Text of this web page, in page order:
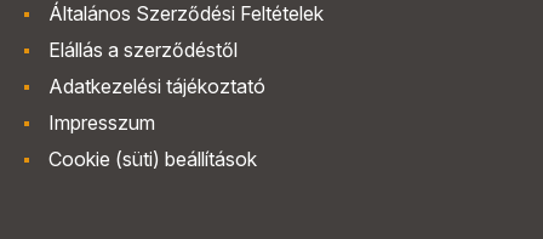
Általános Szerződési Feltételek
Elállás a szerződéstől
Adatkezelési tájékoztató
Impresszum
Cookie (süti) beállítások